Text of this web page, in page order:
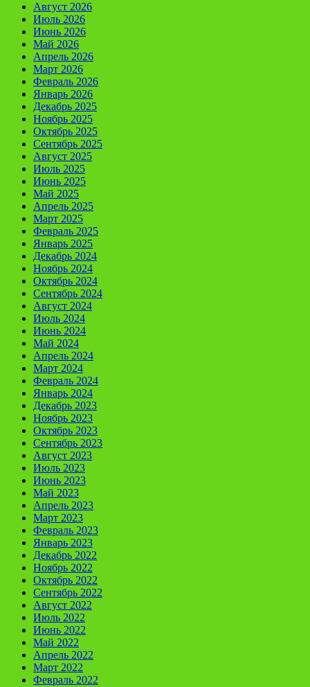
Август 2026
Июль 2026
Июнь 2026
Май 2026
Апрель 2026
Март 2026
Февраль 2026
Январь 2026
Декабрь 2025
Ноябрь 2025
Октябрь 2025
Сентябрь 2025
Август 2025
Июль 2025
Июнь 2025
Май 2025
Апрель 2025
Март 2025
Февраль 2025
Январь 2025
Декабрь 2024
Ноябрь 2024
Октябрь 2024
Сентябрь 2024
Август 2024
Июль 2024
Июнь 2024
Май 2024
Апрель 2024
Март 2024
Февраль 2024
Январь 2024
Декабрь 2023
Ноябрь 2023
Октябрь 2023
Сентябрь 2023
Август 2023
Июль 2023
Июнь 2023
Май 2023
Апрель 2023
Март 2023
Февраль 2023
Январь 2023
Декабрь 2022
Ноябрь 2022
Октябрь 2022
Сентябрь 2022
Август 2022
Июль 2022
Июнь 2022
Май 2022
Апрель 2022
Март 2022
Февраль 2022